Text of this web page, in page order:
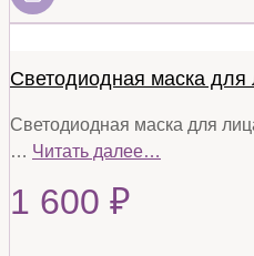
Светодиодная маска для
Светодиодная маска для
… Читать далее…
1 600 ₽